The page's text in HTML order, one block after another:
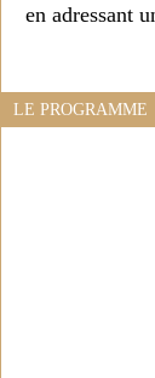
en adressant
LE PROGRAMME